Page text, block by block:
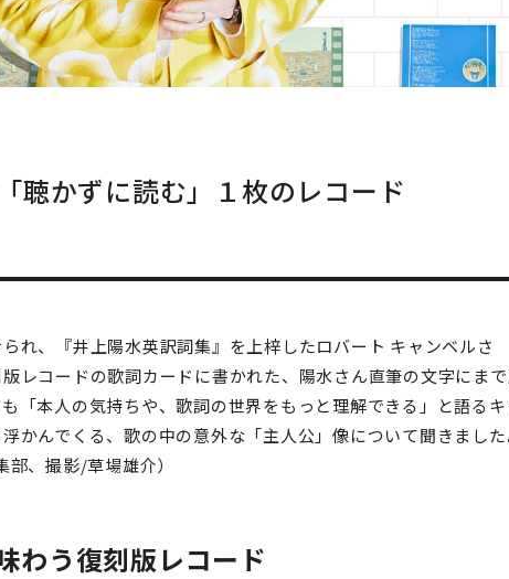
聴かずに読む」１枚のレコード
れ、『井上陽水英訳詞集』を上梓したロバート キャンベルさ
レコードの歌詞カードに書かれた、陽水さん直筆の文字にま
「本人の気持ちや、歌詞の世界をもっと理解できる」と語るキ
かんでくる、歌の中の意外な「主人公」像について聞きました
部、撮影/草場雄介）
わう復刻版レコード